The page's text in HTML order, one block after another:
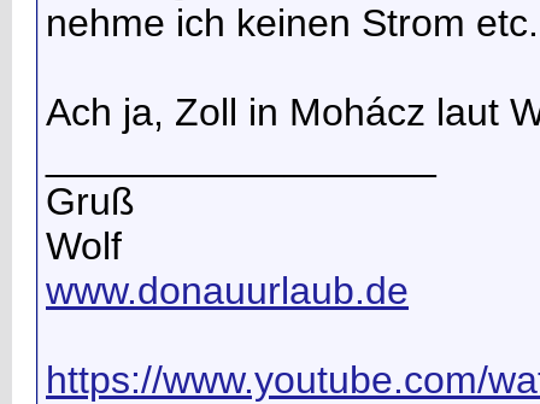
nehme ich keinen Strom
Ach ja, Zoll in Mohácz laut
Gruß
Wolf
www.donauurlaub.de
https://www.youtube.com/